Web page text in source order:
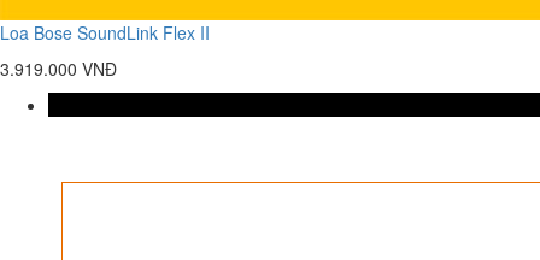
Loa Bose SoundLink Flex II
3.919.000 VNĐ